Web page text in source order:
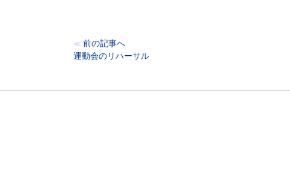
≪ 前の記事へ
運動会のリハーサル